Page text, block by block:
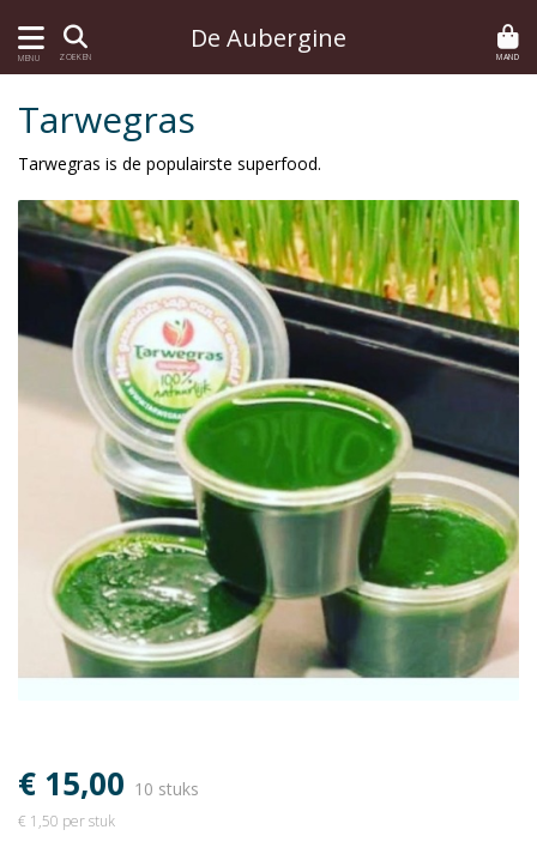
MENU ZOEKEN
De Aubergine
MAND
Tarwegras
Tarwegras is de populairste superfood.
€ 15,00 10 stuks
€ 1,50 per stuk